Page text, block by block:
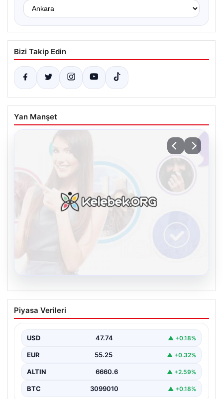
Bizi Takip Edin
Yan Manşet
08.08.2026
Kelebek.Org İle Sanal İletişimin
Sertifikalı Adresi Ve Chat Deneyimi
oluşturması kritik bir önem taşımaktadır. Günümüzde
pek…
Piyasa Verileri
USD 47.74 ▲ +0.18%
EUR 55.25 ▲ +0.32%
ALTIN 6660.6 ▲ +2.59%
BTC 3099010 ▲ +0.18%